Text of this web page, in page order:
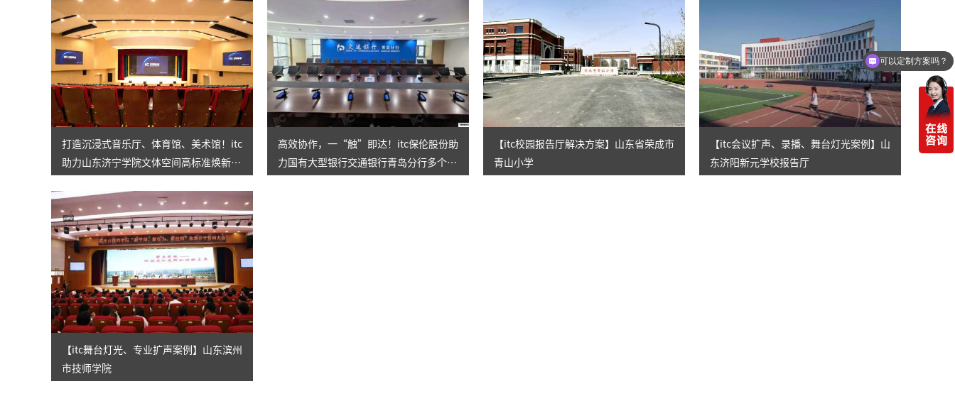
打造沉浸式音乐厅、体育馆、美术馆！itc
助力山东济宁学院文体空间高标准焕新升
高效协作，一“触”即达！itc保伦股份助
力国有大型银行交通银行青岛分行多个集
【itc校园报告厅解决方案】山东省荣成市
青山小学
【itc会议扩声、录播、舞台灯光案例】山
东济阳新元学校报告厅
【itc舞台灯光、专业扩声案例】山东滨州
市技师学院
可以定制方案吗？